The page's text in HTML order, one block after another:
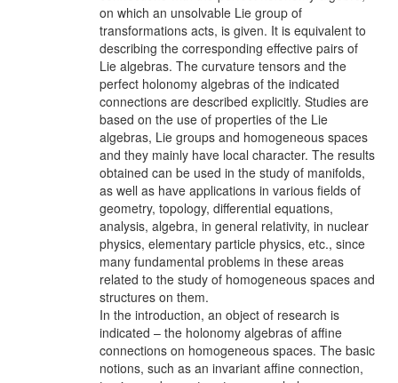
on which an unsolvable Lie group of
transformations acts, is given. It is equivalent to
describing the corresponding effective pairs of
Lie algebras. The curvature tensors and the
perfect holonomy algebras of the indicated
connections are described explicitly. Studies are
based on the use of properties of the Lie
algebras, Lie groups and homogeneous spaces
and they mainly have local character. The results
obtained can be used in the study of manifolds,
as well as have applications in various fields of
geometry, topology, differential equations,
analysis, algebra, in general relativity, in nuclear
physics, elementary particle physics, etc., since
many fundamental problems in these areas
related to the study of homogeneous spaces and
structures on them.
In the introduction, an object of research is
indicated – the holonomy algebras of affine
connections on homogeneous spaces. The basic
notions, such as an invariant affine connection,